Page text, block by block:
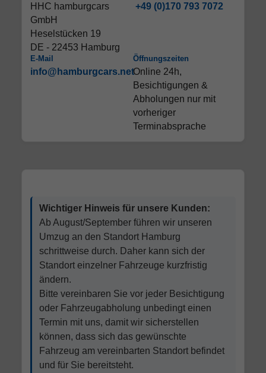
HHC hamburgcars
GmbH
Heselstücken 19
DE - 22453 Hamburg
+49 (0)170 793 7072
E-Mail
info@hamburgcars.net
Öffnungszeiten
Online 24h,
Besichtigungen &
Abholungen nur mit
vorheriger
Terminabsprache
Wichtiger Hinweis für unsere Kunden:
Ab August/September führen wir unseren
Umzug an den Standort Hamburg
schrittweise durch. Daher kann sich der
Standort einzelner Fahrzeuge kurzfristig
ändern.
Bitte vereinbaren Sie vor jeder Besichtigung
oder Fahrzeugabholung unbedingt einen
Termin mit uns, damit wir sicherstellen
können, dass sich das gewünschte
Fahrzeug am vereinbarten Standort befindet
und für Sie bereitsteht.